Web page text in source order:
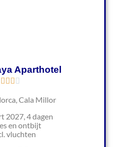
Aparthotel
Cala Millor
2027, 4 dagen
en ontbijt
vluchten